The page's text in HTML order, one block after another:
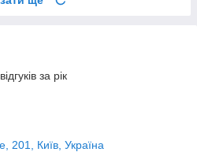
за рік
201, Київ, Україна